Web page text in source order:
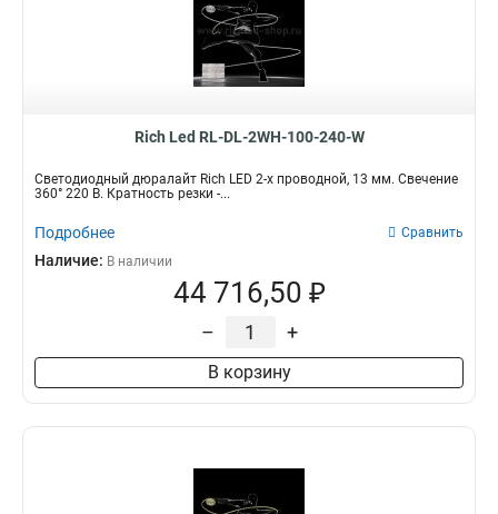
Rich Led RL-DL-2WH-100-240-W
Светодиодный дюралайт Rich LED 2-х проводной, 13 мм. Свечение
360° 220 В. Кратность резки -...
Подробнее Сравнить
Наличие: В наличии
44 716,50 ₽
– +
В корзину